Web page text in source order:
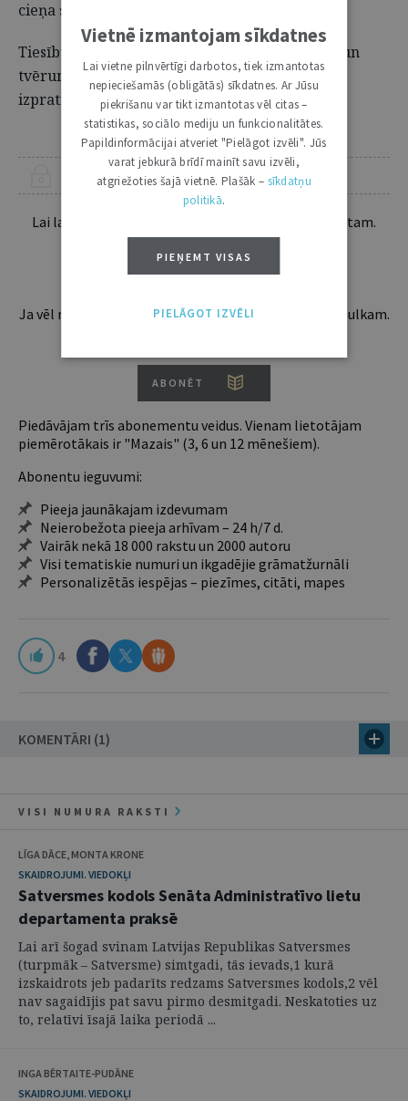
cieņa savā būtībā ir neaizskarama.
Tiesību uz cilvēka cieņas aizsardzību izpratne un
tvērums attīstās līdz ar sabiedrības dzīves un
izpratnes pilnveidošanos.
ŠIS RAKSTS PIEEJAMS “JURISTA VĀRDA” ABONENTIEM
Lai lasītu šo rakstu tālāk, Tev jābūt žurnāla abonentam.
Esošos abonentus lūdzam autorizēties:
Ja vēl neesi abonents, aicinām pievienoties lasītāju pulkam.
ABONĒT
Piedāvājam trīs abonementu veidus. Vienam lietotājam
piemērotākais ir "Mazais" (3, 6 un 12 mēnešiem).
Abonentu ieguvumi:
Pieeja jaunākajam izdevumam
Neierobežota pieeja arhīvam – 24 h/7 d.
Vairāk nekā 18 000 rakstu un 2000 autoru
Visi tematiskie numuri un ikgadējie grāmatžurnāli
Personalizētās iespējas – piezīmes, citāti, mapes
4
KOMENTĀRI (1)
VISI NUMURA RAKSTI
LĪGA DĀCE, MONTA KRONE
SKAIDROJUMI. VIEDOKĻI
Satversmes kodols Senāta Administratīvo lietu
departamenta praksē
Lai arī šogad svinam Latvijas Republikas Satversmes
(turpmāk – Satversme) simtgadi, tās ievads,1 kurā
izskaidrots jeb padarīts redzams Satversmes kodols,2 vēl
nav sagaidījis pat savu pirmo desmitgadi. Neskatoties uz
to, relatīvi īsajā laika periodā ...
INGA BĒRTAITE-PUDĀNE
SKAIDROJUMI. VIEDOKĻI
Vietnē izmantojam sīkdatnes
Lai vietne pilnvērtīgi darbotos, tiek izmantotas
nepieciešamās (obligātās) sīkdatnes. Ar Jūsu
piekrišanu var tikt izmantotas vēl citas –
statistikas, sociālo mediju un funkcionalitātes.
Papildinformācijai atveriet "Pielāgot izvēli". Jūs
varat jebkurā brīdī mainīt savu izvēli,
atgriežoties šajā vietnē. Plašāk – sīkdatņu
politikā.
PIEŅEMT VISAS
PIELĀGOT IZVĒLI